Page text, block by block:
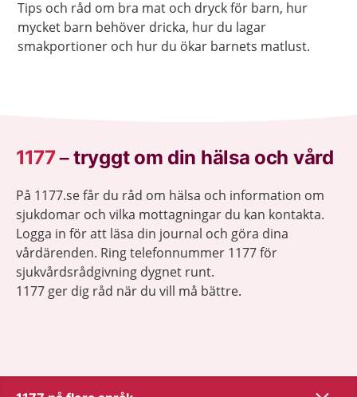
Tips och råd om bra mat och dryck för barn, hur
mycket barn behöver dricka, hur du lagar
smakportioner och hur du ökar barnets matlust.
1177–tryggt om din hälsa och vård
På 1177.se får du råd om hälsa och information om
sjukdomar och vilka mottagningar du kan kontakta.
Logga in för att läsa din journal och göra dina
vårdärenden. Ring telefonnummer 1177 för
sjukvårdsrådgivning dygnet runt.
1177 ger dig råd när du vill må bättre.
Visa